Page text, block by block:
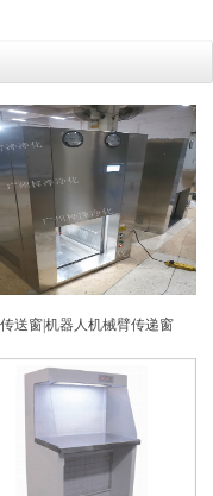
送窗|机器人机械臂传递窗